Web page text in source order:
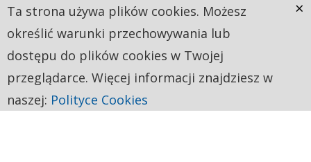
Ta strona używa plików cookies. Możesz
określić warunki przechowywania lub
dostępu do plików cookies w Twojej
przeglądarce. Więcej informacji znajdziesz w
naszej: Polityce Cookies
×